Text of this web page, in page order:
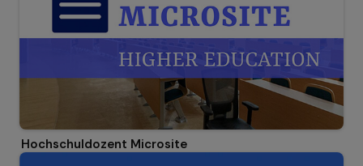
Hochschuldozent Microsite